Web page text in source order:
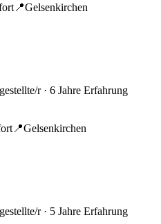
📍Gelsenkirchen
r· 6 Jahre Erfahrung
📍Gelsenkirchen
r· 5 Jahre Erfahrung